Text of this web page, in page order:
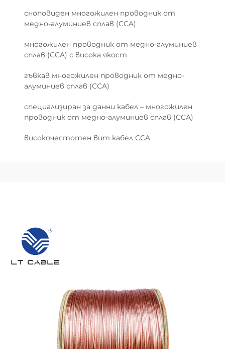
сноповиден многожилен проводник от
медно-алуминиев сплав (CCA)
многожилен проводник от медно-алуминиев
сплав (CCA) с висока якост
гъвкав многожилен проводник от медно-
алуминиев сплав (CCA)
специализиран за данни кабел – многожилен
проводник от медно-алуминиев сплав (CCA)
високочестотен вит кабел CCA